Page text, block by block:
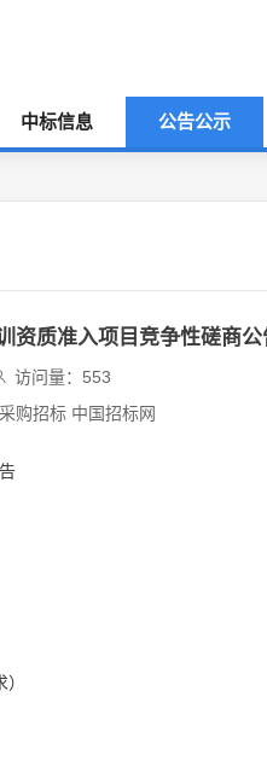
中标信息 公告公示
资质准入项目竞争性磋商公
访问量： 553
购招标 中国招标网